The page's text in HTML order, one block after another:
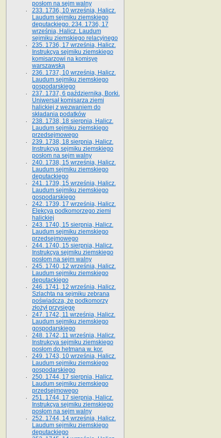
posłom na sejm walny
233. 1736, 10 września, Halicz.
Laudum sejmiku ziemskiego
deputackiego. 234. 1736, 17
września, Halicz. Laudum
sejmiku ziemskiego relacyjnego
235. 1736, 17 września, Halicz.
Instrukcya sejmiku ziemskiego
komisarzowi na komisyę
warszawską
236. 1737, 10 września, Halicz.
Laudum sejmiku ziemskiego
gospodarskiego
237. 1737, 6 października, Borki.
Uniwersał komisarza ziemi
halickiej z wezwaniem do
składania podatków
238. 1738, 18 sierpnia, Halicz.
Laudum sejmiku ziemskiego
przedsejmowego
239. 1738, 18 sierpnia, Halicz.
Instrukcya sejmiku ziemskiego
posłom na sejm walny
240. 1738, 15 września, Halicz.
Laudum sejmiku ziemskiego
deputackiego
241. 1739, 15 września, Halicz.
Laudum sejmiku ziemskiego
gospodarskiego
242. 1739, 17 września, Halicz.
Elekcya podkomorzego ziemi
halickiej
243. 1740, 15 sierpnia, Halicz.
Laudum sejmiku ziemskiego
przedsejmowego
244. 1740, 15 sierpnia, Halicz.
Instrukcya sejmiku ziemskiego
posłom na sejm walny
245. 1740, 12 września, Halicz.
Laudum sejmiku ziemskiego
deputackiego
246. 1741, 12 września, Halicz.
Szlachta na sejmiku zebrana
poświadcza, że podkomorzy
złożył przysięgę
247. 1742, 11 września, Halicz.
Laudum sejmiku ziemskiego
gospodarskiego
248. 1742, 11 września, Halicz.
Instrukcya sejmiku ziemskiego
posłom do hetmana w. kor.
249. 1743, 10 września, Halicz.
Laudum sejmiku ziemskiego
gospodarskiego
250. 1744, 17 sierpnia, Halicz.
Laudum sejmiku ziemskiego
przedsejmowego
251. 1744, 17 sierpnia, Halicz.
Instrukcya sejmiku ziemskiego
posłom na sejm walny
252. 1744, 14 września, Halicz.
Laudum sejmiku ziemskiego
deputackiego